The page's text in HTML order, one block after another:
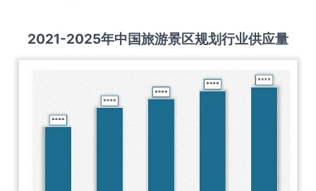
2021-2025年中国旅游景区规划行业供应量